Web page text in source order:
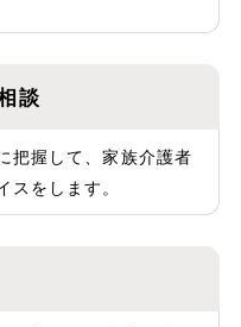
談
把握して、家族介護者
スをします。